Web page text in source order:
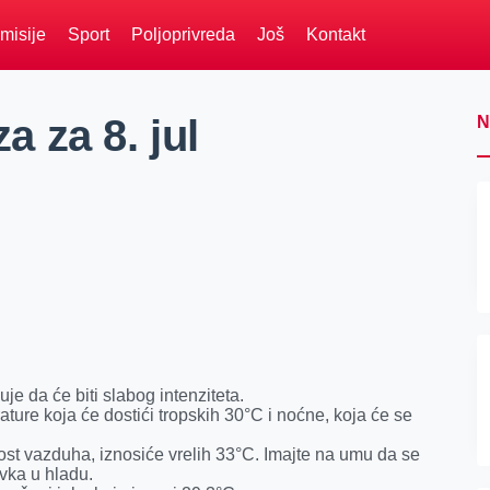
Sport Poljoprivreda Još Kontakt
za 8. jul
da će biti slabog intenziteta.
koja će dostići tropskih 30°C i noćne, koja će se
vazduha, iznosiće vrelih 33°C. Imajte na umu da se
u hladu.